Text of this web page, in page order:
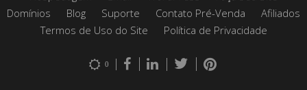
Domínios
Blog Suporte Contato Pré-Venda
Afiliados
Termos de Uso do Site
Política de Privacidade
0